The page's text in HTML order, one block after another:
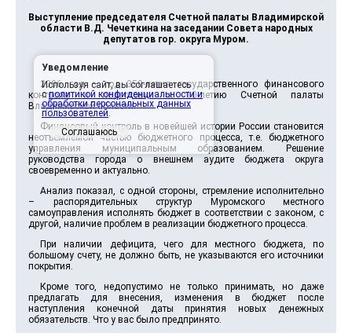
Выступление председателя Счетной палаты Владимирской
области В.Д. Чечеткина на заседании Совета народных
депутатов гор. округа Муром.
2006 год – год 350-летия государственного финансового
контроля и подготовки к 10-летию Счетной палаты
Владимирской области.
Финансовый контроль в новейшей истории России становится
неотъемлемой частью бюджетного процесса, т.е. бюджетного
управления муниципальным образованием. Решение
руководства города о внешнем аудите бюджета округа
своевременно и актуально.
Анализ показал, с одной стороны, стремление исполнительно
– распорядительных структур Муромского местного
самоуправления исполнять бюджет в соответствии с законом, с
другой, наличие проблем в реализации бюджетного процесса.
При наличии дефицита, чего для местного бюджета, по
большому счету, не должно быть, не указываются его источники
покрытия.
Кроме того, недопустимо не только принимать, но даже
предлагать для внесения, изменения в бюджет после
наступления конечной даты принятия новых денежных
обязательств. Что у вас было предпринято.
Уведомление
Используя сайт, вы соглашаетесь
сполитикой конфиденциальности и
обработки персональных данных
пользователей.
Соглашаюсь